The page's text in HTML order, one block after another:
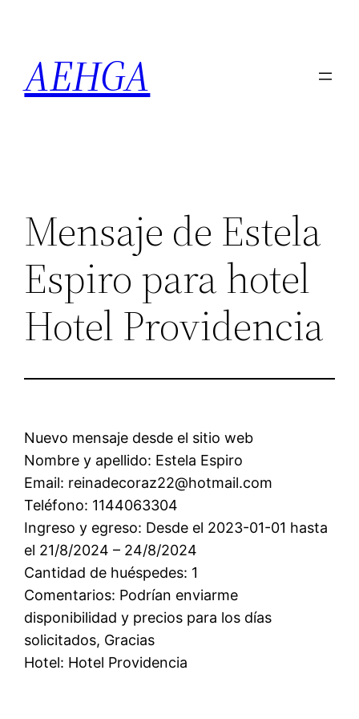
contenido
AEHGA
Mensaje de Estela
Espiro para hotel
Hotel Providencia
Nuevo mensaje desde el sitio web
Nombre y apellido: Estela Espiro
Email: reinadecoraz22@hotmail.com
Teléfono: 1144063304
Ingreso y egreso: Desde el 2023-01-01 hasta
el 21/8/2024 – 24/8/2024
Cantidad de huéspedes: 1
Comentarios: Podrían enviarme
disponibilidad y precios para los días
solicitados, Gracias
Hotel: Hotel Providencia